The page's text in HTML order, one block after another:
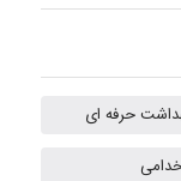
Kati
emami